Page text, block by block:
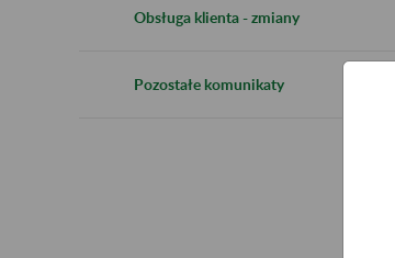
Obsługa klienta - zmiany
Pozostałe komunikaty